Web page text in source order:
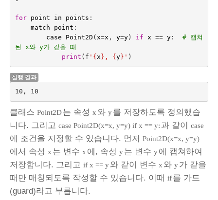
for point in points :
match
point :
case
Point2D ( x=x , y=y) if x == y:
# 캡쳐
된 x와 y가 같을 때
print ( f ' { x } , { y} ' )
실행 결과
클래스 Point2D는 속성 x 와 y를 저장하도록 정의했습
니다. 그리고 case Point2D(x=x, y=y) if x == y: 과 같이 case
에 조건을 지정할 수 있습니다. 먼저 Point2D(x=x, y=y)
에서 속성 x 는 변수 x 에, 속성 y는 변수 y에 캡쳐하여
저장합니다. 그리고 if x == y와 같이 변수 x 와 y가 같을
때만 매칭되도록 작성할 수 있습니다. 이때 if를 가드
(guard)라고 부릅니다.